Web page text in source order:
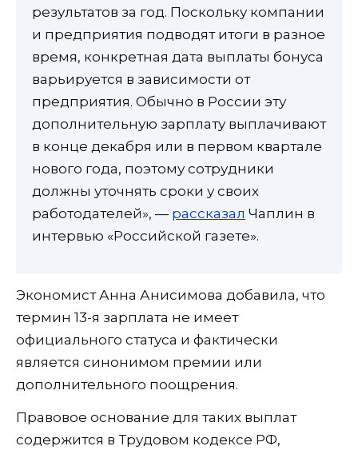
результатов за год. Поскольку компании
и предприятия подводят итоги в разное
время, конкретная дата выплаты бонуса
варьируется в зависимости от
предприятия. Обычно в России эту
дополнительную зарплату выплачивают
в конце декабря или в первом квартале
нового года, поэтому сотрудники
должны уточнять сроки у своих
работодателей», — рассказал Чаплин в
интервью «Российской газете».
Экономист Анна Анисимова добавила, что
термин 13-я зарплата не имеет
официального статуса и фактически
является синонимом премии или
дополнительного поощрения.
Правовое основание для таких выплат
содержится в Трудовом кодексе РФ,